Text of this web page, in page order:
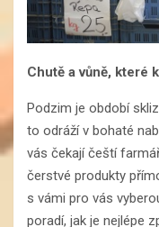
Chutě a vůně, které
Podzim je období
to odráží v bohaté
vás čekají čeští
čerstvé produkty
s vámi pro vás
poradí, jak je nejlépe